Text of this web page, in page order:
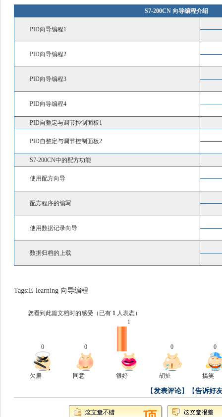
S7-200CN 向导编程介绍
PID向导编程1
PID向导编程2
PID向导编程3
PID向导编程4
PID自整定与调节控制面板1
PID自整定与调节控制面板2
S7-200CN中的配方功能
使用配方向导
配方程序的编写
使用数据记录向导
数据归档的上载
Tags:E-learning 向导编程
您看到此篇文档时的感受 （已有 1 人表态）
0
欠扁
0
同意
1
很好
0
胡扯
0
搞笑
【发表评论】【告诉好